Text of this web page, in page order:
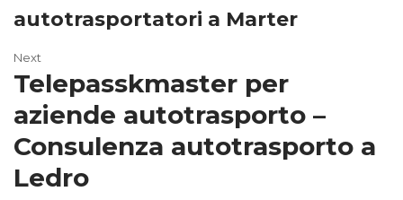
autotrasportatori a Marter
Next
Telepasskmaster per
aziende autotrasporto –
Consulenza autotrasporto a
Ledro